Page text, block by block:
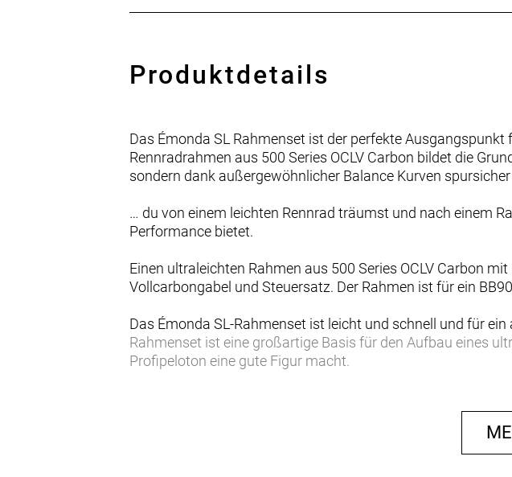
Produktdetails
Das Émonda SL Rahmenset ist der perfekte
Rennradrahmen aus 500 Series OCLV Carbon bildet die
sondern dank außergewöhnlicher Balance Kurven
… du von einem leichten Rennrad träumst und nach einem
Performance bietet.
Einen ultraleichten Rahmen aus 500 Series OCLV Carbon
Vollcarbongabel und Steuersatz. Der Rahmen ist für ein
Das Émonda SL-Rahmenset ist leicht und schnell und für
Rahmenset ist eine großartige Basis für den Aufbau eines
Profipeloton eine gute Figur macht.
- Die interne Zugführung verlängert die Lebensdauer deiner
- Wie jedes Émonda ist es leicht und schnell und durch